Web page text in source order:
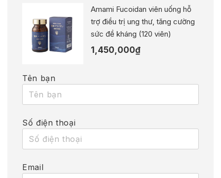
Amami Fucoidan viên uống hỗ
trợ điều trị ung thư, tăng cường
sức đề kháng (120 viên)
1,450,000₫
Tên bạn
Số điện thoại
Email